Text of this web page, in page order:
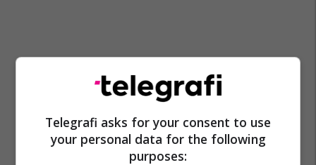
Telegrafi asks for your consent to use
your personal data for the following
purposes: